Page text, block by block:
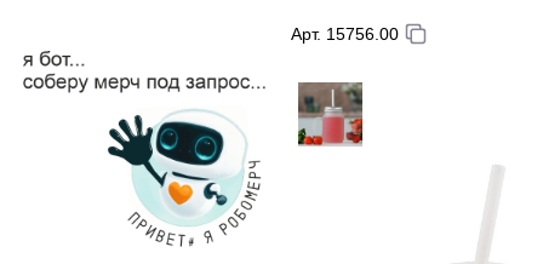
Арт. 15756.00